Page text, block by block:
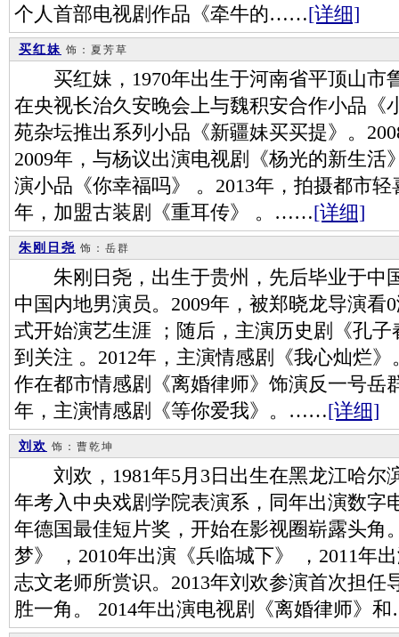
个人首部电视剧作品《牵牛的……[详细]
买红妹 饰：夏芳草
买红妹，1970年出生于河南省平顶山市
在央视长治久安晚会上与魏积安合作小品《
苑杂坛推出系列小品《新疆妹买买提》。
2009年，与杨议出演电视剧《杨光的新生活
演小品《你幸福吗》 。2013年，拍摄都市
年，加盟古装剧《重耳传》 。……[详细]
朱刚日尧 饰：岳群
朱刚日尧，出生于贵州，先后毕业于中
中国内地男演员。2009年，被郑晓龙导演看
式开始演艺生涯 ；随后，主演历史剧《孔
到关注 。2012年，主演情感剧《我心灿烂
作在都市情感剧《离婚律师》饰演反一号岳
年，主演情感剧《等你爱我》。……[详细]
刘欢 饰：曹乾坤
刘欢，1981年5月3日出生在黑龙江哈尔
年考入中央戏剧学院表演系，同年出演数字
年德国最佳短片奖，开始在影视圈崭露头角
梦》 ，2010年出演《兵临城下》 ，2011年
志文老师所赏识。2013年刘欢参演首次担任
胜一角。 2014年出演电视剧《离婚律师》